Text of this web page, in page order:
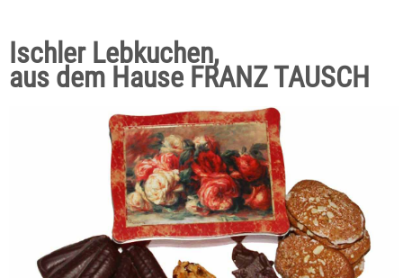
Ischler Lebkuchen,
aus dem Hause FRANZ TAUSCH